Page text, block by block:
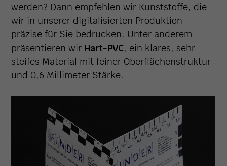
werden? Dann empfehlen wir Kunststoffe, die
wir in unserer digitalisierten Produktion
präzise für Sie bedrucken. Unter anderem
präsentieren wir Hart-PVC, ein klares, sehr
steifes Material mit feiner Oberflächenstruktur
und 0,6 Millimeter Stärke.